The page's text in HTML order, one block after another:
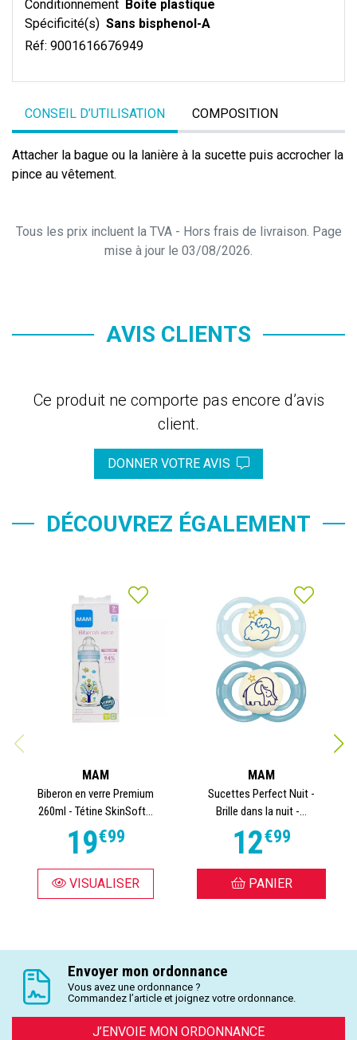
Conditionnement Boite plastique
Spécificité(s) Sans bisphenol-A
Réf: 9001616676949
CONSEIL D’UTILISATION COMPOSITION
Attacher la bague ou la lanière à la sucette puis accrocher la
pince au vêtement.
Tous les prix incluent la TVA - Hors frais de livraison. Page
mise à jour le 03/08/2026.
AVIS CLIENTS
Ce produit ne comporte pas encore d’avis
client.
DONNER VOTRE AVIS
DÉCOUVREZ ÉGALEMENT
MAM
Biberon en verre Premium
260ml - Tétine SkinSoft...
19€99
VISUALISER
MAM
Sucettes Perfect Nuit -
Brille dans la nuit -...
12€99
PANIER
Envoyer mon ordonnance
Vous avez une ordonnance ?
Commandez l’article et joignez votre ordonnance.
J’ENVOIE MON ORDONNANCE